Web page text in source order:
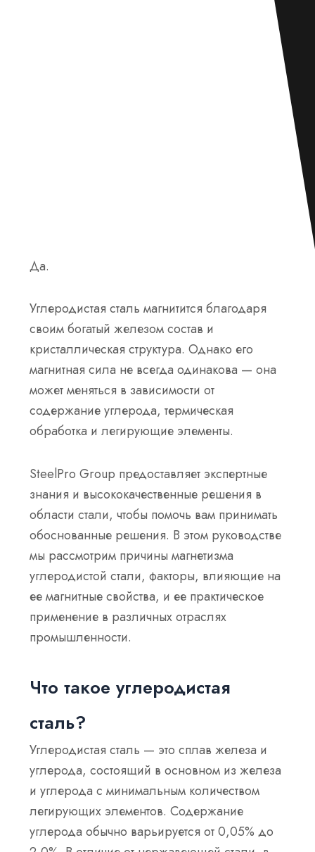
Да.
Углеродистая сталь магнитится благодаря
своимбогатый железом состав и
кристаллическая структура. Однако его
магнитная сила не всегда одинакова — она
может меняться в зависимости от
содержание углерода, термическая
обработка и легирующие элементы.
SteelPro Group предоставляет экспертные
знания и высококачественные решения в
области стали, чтобы помочь вам принимать
обоснованные решения. В этом руководстве
мы рассмотрим причины магнетизма
углеродистой стали, факторы, влияющие на
ее магнитные свойства, и ее практическое
применение в различных отраслях
промышленности.
Что такое углеродистая
сталь?
Углеродистая сталь — это сплав железа и
углерода, состоящий в основном из железа
и углерода с минимальным количеством
легирующих элементов. Содержание
углерода обычно варьируется от 0,05% до